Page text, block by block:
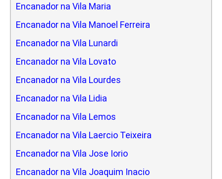
Encanador na Vila Maria
Encanador na Vila Manoel Ferreira
Encanador na Vila Lunardi
Encanador na Vila Lovato
Encanador na Vila Lourdes
Encanador na Vila Lidia
Encanador na Vila Lemos
Encanador na Vila Laercio Teixeira
Encanador na Vila Jose Iorio
Encanador na Vila Joaquim Inacio